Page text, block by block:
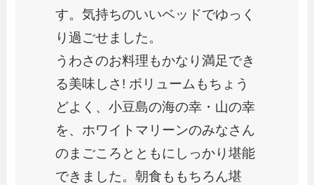
す。気持ちのいいベッドでゆっく
り過ごせました。
うわさのお料理もかなり満足でき
る美味しさ! ボリュームもちょう
どよく、小豆島の海の幸・山の幸
を、ホワイトマリーンのみなさん
のまごころとともにしっかり堪能
できました。朝食ももちろん堪